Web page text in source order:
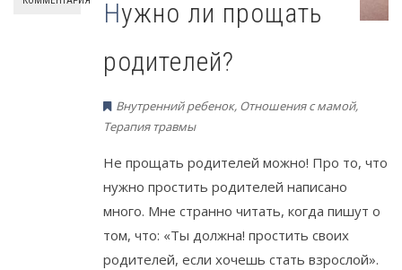
Нужно ли прощать
родителей?
Внутренний ребенок, Отношения с мамой,
Терапия травмы
Не прощать родителей можно! Про то, что
нужно простить родителей написано
много. Мне странно читать, когда пишут о
том, что: «Ты должна! простить своих
родителей, если хочешь стать взрослой».